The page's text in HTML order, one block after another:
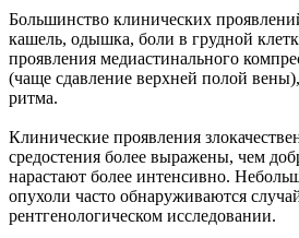
Большинство клинических
кашель, одышка, боли в грудной
проявления медиастинального
(чаще сдавление верхней полой
ритма.
Клинические проявления
средостения более выражены, чем
нарастают более интенсивно.
опухоли часто обнаруживаются
рентгенологическом исследовании.